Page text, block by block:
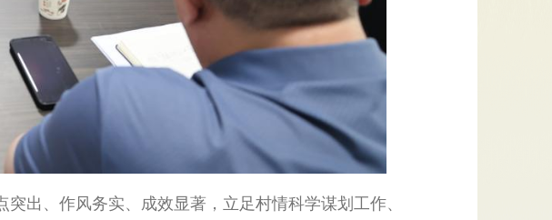
、作风务实、成效显著，立足村情科学谋划工作、